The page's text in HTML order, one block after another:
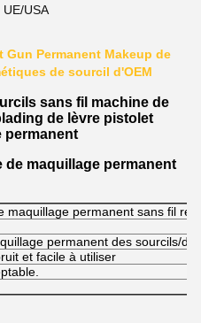
UE/USA
Permanent Makeup de
de sourcil d'OEM
sans fil machine de
de lèvre pistolet
permanent
maquillage permanent
maquillage permanent sans fil
permanent des sourcils/
et facile à utiliser